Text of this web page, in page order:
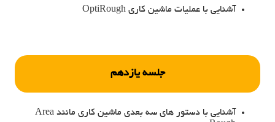
آشنایی با عملیات ماشین کاری OptiRough
جلسه یازدهم
آشنایی با دستور های سه بعدی ماشین کاری مانند Area